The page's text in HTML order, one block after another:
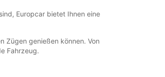
Europcar bietet Ihnen eine
Zügen genießen können. Von
Fahrzeug.